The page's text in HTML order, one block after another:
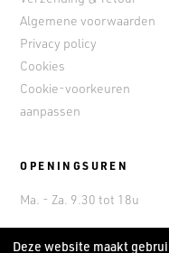
Algemene voorwaarden
Privacy policy
Cookies
Cookie-voorkeuren
aanpassen
OPENINGSUREN
Ma. - Za. 9.30 tot 18u
Deze website maakt